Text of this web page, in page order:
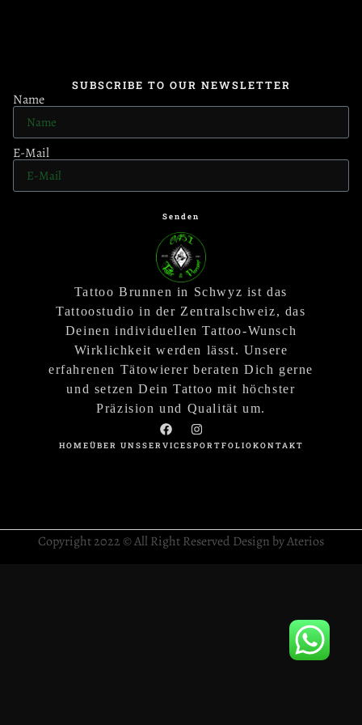
SUBSCRIBE TO OUR NEWSLETTER
Name
E-Mail
Senden
Tattoo Brunnen in Schwyz ist das
Tattoostudio in der Zentralschweiz, das
Deinen individuellen Tattoo-Wunsch
Wirklichkeit werden lässt. Unsere
erfahrenen Tätowierer beraten Dich gerne
und setzen Dein Tattoo mit höchster
Präzision und Qualität um.
HOMEÜBER UNSSERVICESPORTFOLIOKONTAKT
Copyright 2022 © All Right Reserved Design by Aterios